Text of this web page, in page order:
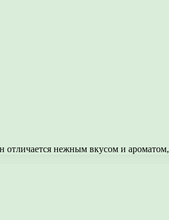
отличается нежным вкусом и